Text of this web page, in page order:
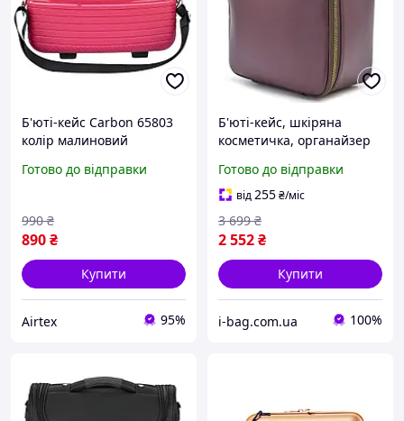
Б'юті-кейс Carbon 65803
колір малиновий
Готово до відправки
890₴
990 ₴
Купити
Airtex 95%
Б'юті-кейс, шкіряна
косметичка, органайзер
1001-4lx
Готово до відправки
від255₴/міс
2 552₴
3 699 ₴
Купити
i-bag.com.ua 100%